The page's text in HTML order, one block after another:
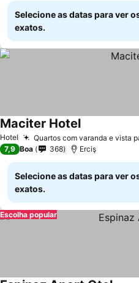
Selecione as datas para ver
exatos.
Hotel Quartos com varanda e vista
Maciter HotelVer preços
7,9 Boa 368 Erciş
Selecione as datas para ver
exatos.
Escolha popular